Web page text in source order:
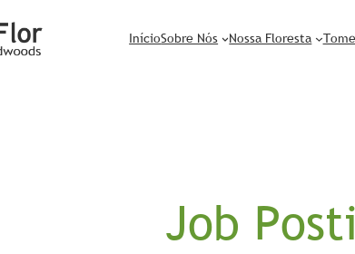
InícioSobre Nós Nossa Floresta
Job